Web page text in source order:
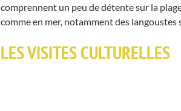
comprennent un peu de détente sur la
comme en mer, notamment des langoustes
LES VISITES CULTURELLES